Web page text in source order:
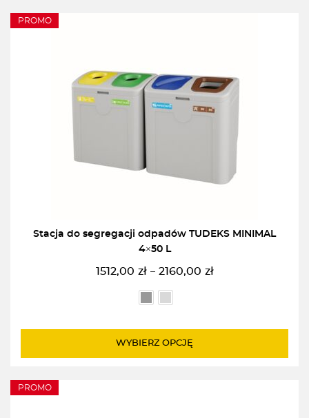
PROMO
Stacja do segregacji odpadów TUDEKS MINIMAL
4×50 L
1512,00 zł – 2160,00 zł
Zakres
cen:
od
do
WYBIERZ OPCJĘ
PROMO